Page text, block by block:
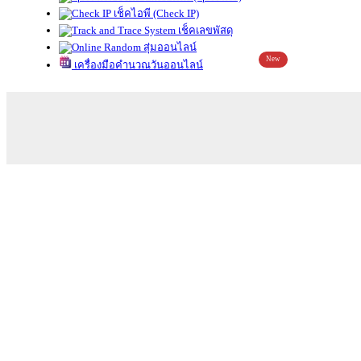
เช็คไอพี (Check IP)
เช็คเลขพัสดุ
สุ่มออนไลน์
เครื่องมือคำนวณวันออนไลน์
New